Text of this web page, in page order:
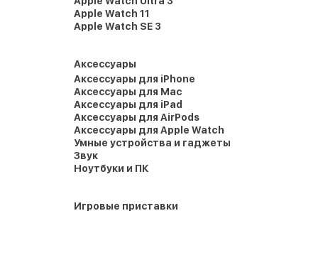
Apple Watch 11
Apple Watch SE 3
Аксессуары
Аксессуары для iPhone
Аксессуары для Mac
Аксессуары для iPad
Аксессуары для AirPods
Аксессуары для Apple Watch
Умные устройства и гаджеты
Звук
Ноутбуки и ПК
Игровые приставки